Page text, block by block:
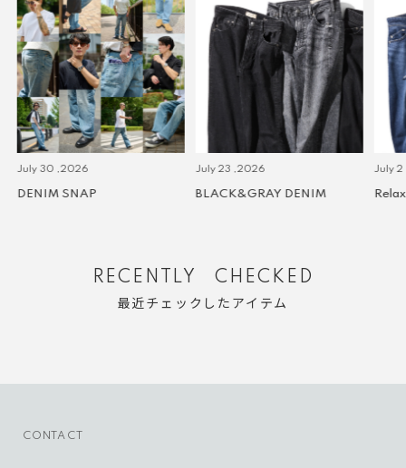
July 30 ,2026
DENIM SNAP
July 23 ,2026
BLACK&GRAY DENIM
July 2
Relax
RECENTLY CHECKED
最近チェックしたアイテム
CONTACT